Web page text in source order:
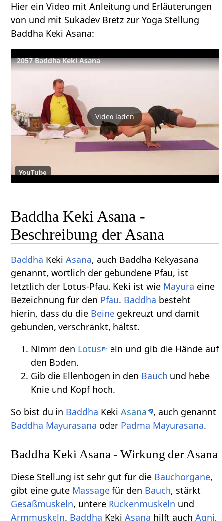
Hier ein Video mit Anleitung und Erläuterungen
von und mit Sukadev Bretz zur Yoga Stellung
Baddha Keki Asana:
2057 Baddha Keki Asana
Video laden
YouTube
Baddha Keki Asana -
Beschreibung der Asana
Baddha KekiAsana, auch Baddha Kekyasana
genannt, wörtlich der gebundene Pfau, ist
letztlich der Lotus-Pfau. Keki ist wie Mayura eine
Bezeichnung für den Pfau. Baddha besteht
hierin, dass du die Beine gekreuzt und damit
gebunden, verschränkt, hältst.
Nimm den Lotus
ein und gib die Hände auf
den Boden.
Gib die Ellenbogen in den Bauch und hebe
Knie und Kopf hoch.
So bist du in Baddha KekiAsana
, auch genannt
Baddha Mayurasana oder Padma Mayurasana.
Baddha Keki Asana - Wirkung der Asana
Diese Stellung ist sehr gut für die Bauchorgane,
gibt eine gute Massage für den Bauch, stärkt
Gesäßmuskeln, untere Rückenmuskeln und
Armmuskeln. Baddha KekiAsana hilft auchAgni,